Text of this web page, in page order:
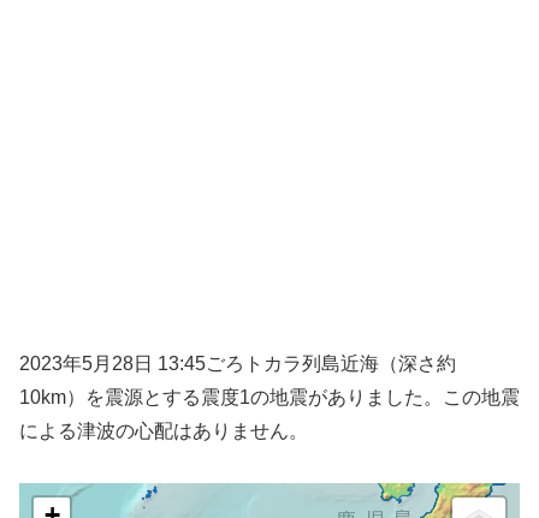
2023年5月28日 13:45ごろトカラ列島近海（深さ約
10km）を震源とする震度1の地震がありました。この地震
による津波の心配はありません。